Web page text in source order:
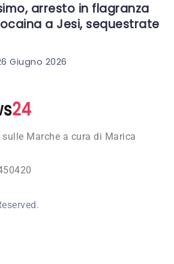
arresto in flagranza
a Jesi, sequestrate
Giugno 2026
Marche a cura di Marica